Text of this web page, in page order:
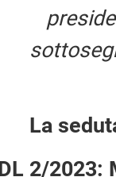
La
2/2023: